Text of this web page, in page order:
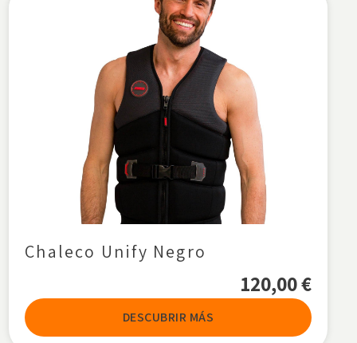
Chaleco Unify Negro
120,00€
DESCUBRIR MÁS